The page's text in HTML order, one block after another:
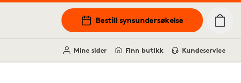
Bestill synsundersøkelse
Mine sider Finn butikk Kundeservice